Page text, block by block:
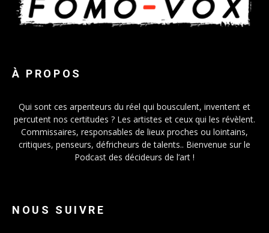
À PROPOS
Qui sont ces arpenteurs du réel qui bousculent, inventent et
percutent nos certitudes ? Les artistes et ceux qui les révèlent.
Commissaires, responsables de lieux proches ou lointains,
critiques, penseurs, défricheurs de talents.. Bienvenue sur le
Podcast des décideurs de l’art !
NOUS SUIVRE